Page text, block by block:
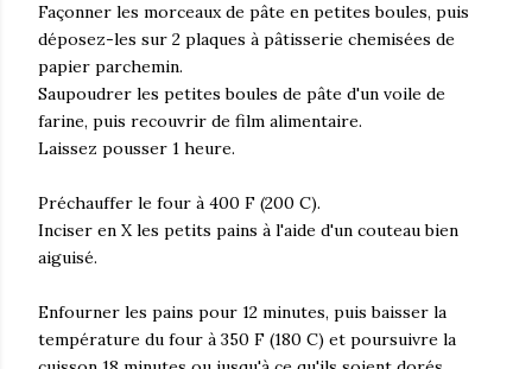
Façonner les morceaux de pâte en petites boules, puis
déposez-les sur 2 plaques à pâtisserie chemisées de
papier parchemin.
Saupoudrer les petites boules de pâte d'un voile de
farine, puis recouvrir de film alimentaire.
Laissez pousser 1 heure.
Préchauffer le four à 400 F (200 C).
Inciser en X les petits pains à l'aide d'un couteau bien
aiguisé.
Enfourner les pains pour 12 minutes, puis baisser la
température du four à 350 F (180 C) et poursuivre la